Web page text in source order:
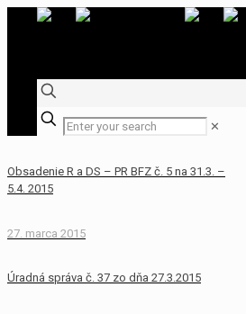
✕
Obsadenie R a DS – PR BFZ č. 5 na 31.3. –
5.4. 2015
27. marca 2015
Úradná správa č. 37 zo dňa 27.3.2015